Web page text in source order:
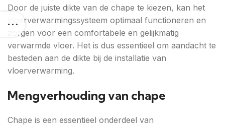
Door de juiste dikte van de chape te kiezen, kan het
vloerverwarmingssysteem optimaal functioneren en
zorgen voor een comfortabele en gelijkmatig
verwarmde vloer. Het is dus essentieel om aandacht te
besteden aan de dikte bij de installatie van
vloerverwarming.
Mengverhouding van chape
Chape is een essentieel onderdeel van